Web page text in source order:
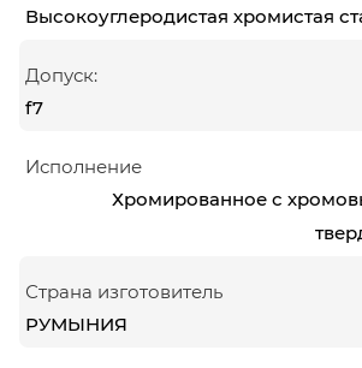
Высокоуглеродистая хромистая
Допуск:
f7
Исполнение
Хромированное с
Страна изготовитель
РУМЫНИЯ